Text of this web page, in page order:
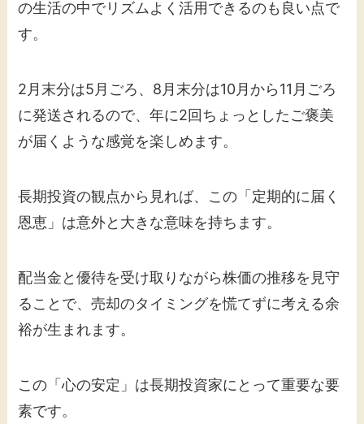
の生活の中でリズムよく活用できるのも良い点で
す。
2月末分は5月ごろ、8月末分は10月から11月ごろ
に発送されるので、年に2回ちょっとしたご褒美
が届くような感覚を楽しめます。
長期投資の観点から見れば、この「定期的に届く
恩恵」は意外と大きな意味を持ちます。
配当金と優待を受け取りながら株価の推移を見守
ることで、売却のタイミングを慌てずに考える余
裕が生まれます。
この「心の安定」は長期投資家にとって重要な要
素です。